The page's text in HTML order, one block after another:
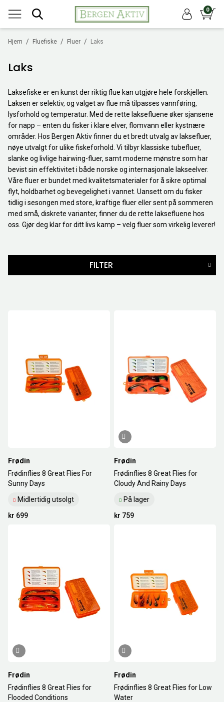
0
/
Hjem /
Fluefiske /
Fluer Laks
Laks
Laksefiske er en kunst der riktig flue kan utgjøre hele forskjellen.
Laksen er selektiv, og valget av flue må tilpasses vannføring,
lysforhold og temperatur. Med de rette laksefluene øker sjansene
for napp – enten du fisker i klare elver, flomvann eller kystnære
områder. Hos Bergen Aktiv finner du et bredt utvalg av laksefluer,
nøye utvalgt for ulike fiskeforhold. Vi tilbyr klassiske tubefluer,
slanke og livlige hairwing-fluer, samt moderne mønstre som har
bevist sin effektivitet i både norske og internasjonale lakseelver.
Våre fluer er bundet med kvalitetsmaterialer for å sikre optimal
flyt, holdbarhet og bevegelighet i vannet. Uansett om du fisker
tidlig i sesongen med store, kraftige fluer eller sent på sommeren
med små, diskrete varianter, finner du de rette laksefluene hos
oss. Gjør deg klar for ditt livs kamp – velg fluer som virkelig leverer!
FILTER
Frødin
Frødinflies 8 Great Flies For
Sunny Days
Midlertidig utsolgt
kr 699
Frødin
Frødinflies 8 Great Flies for
Cloudy And Rainy Days
På lager
kr 759
Frødin
Frødinflies 8 Great Flies for
Flooded Conditions
Frødin
Frødinflies 8 Great Flies for Low
Water